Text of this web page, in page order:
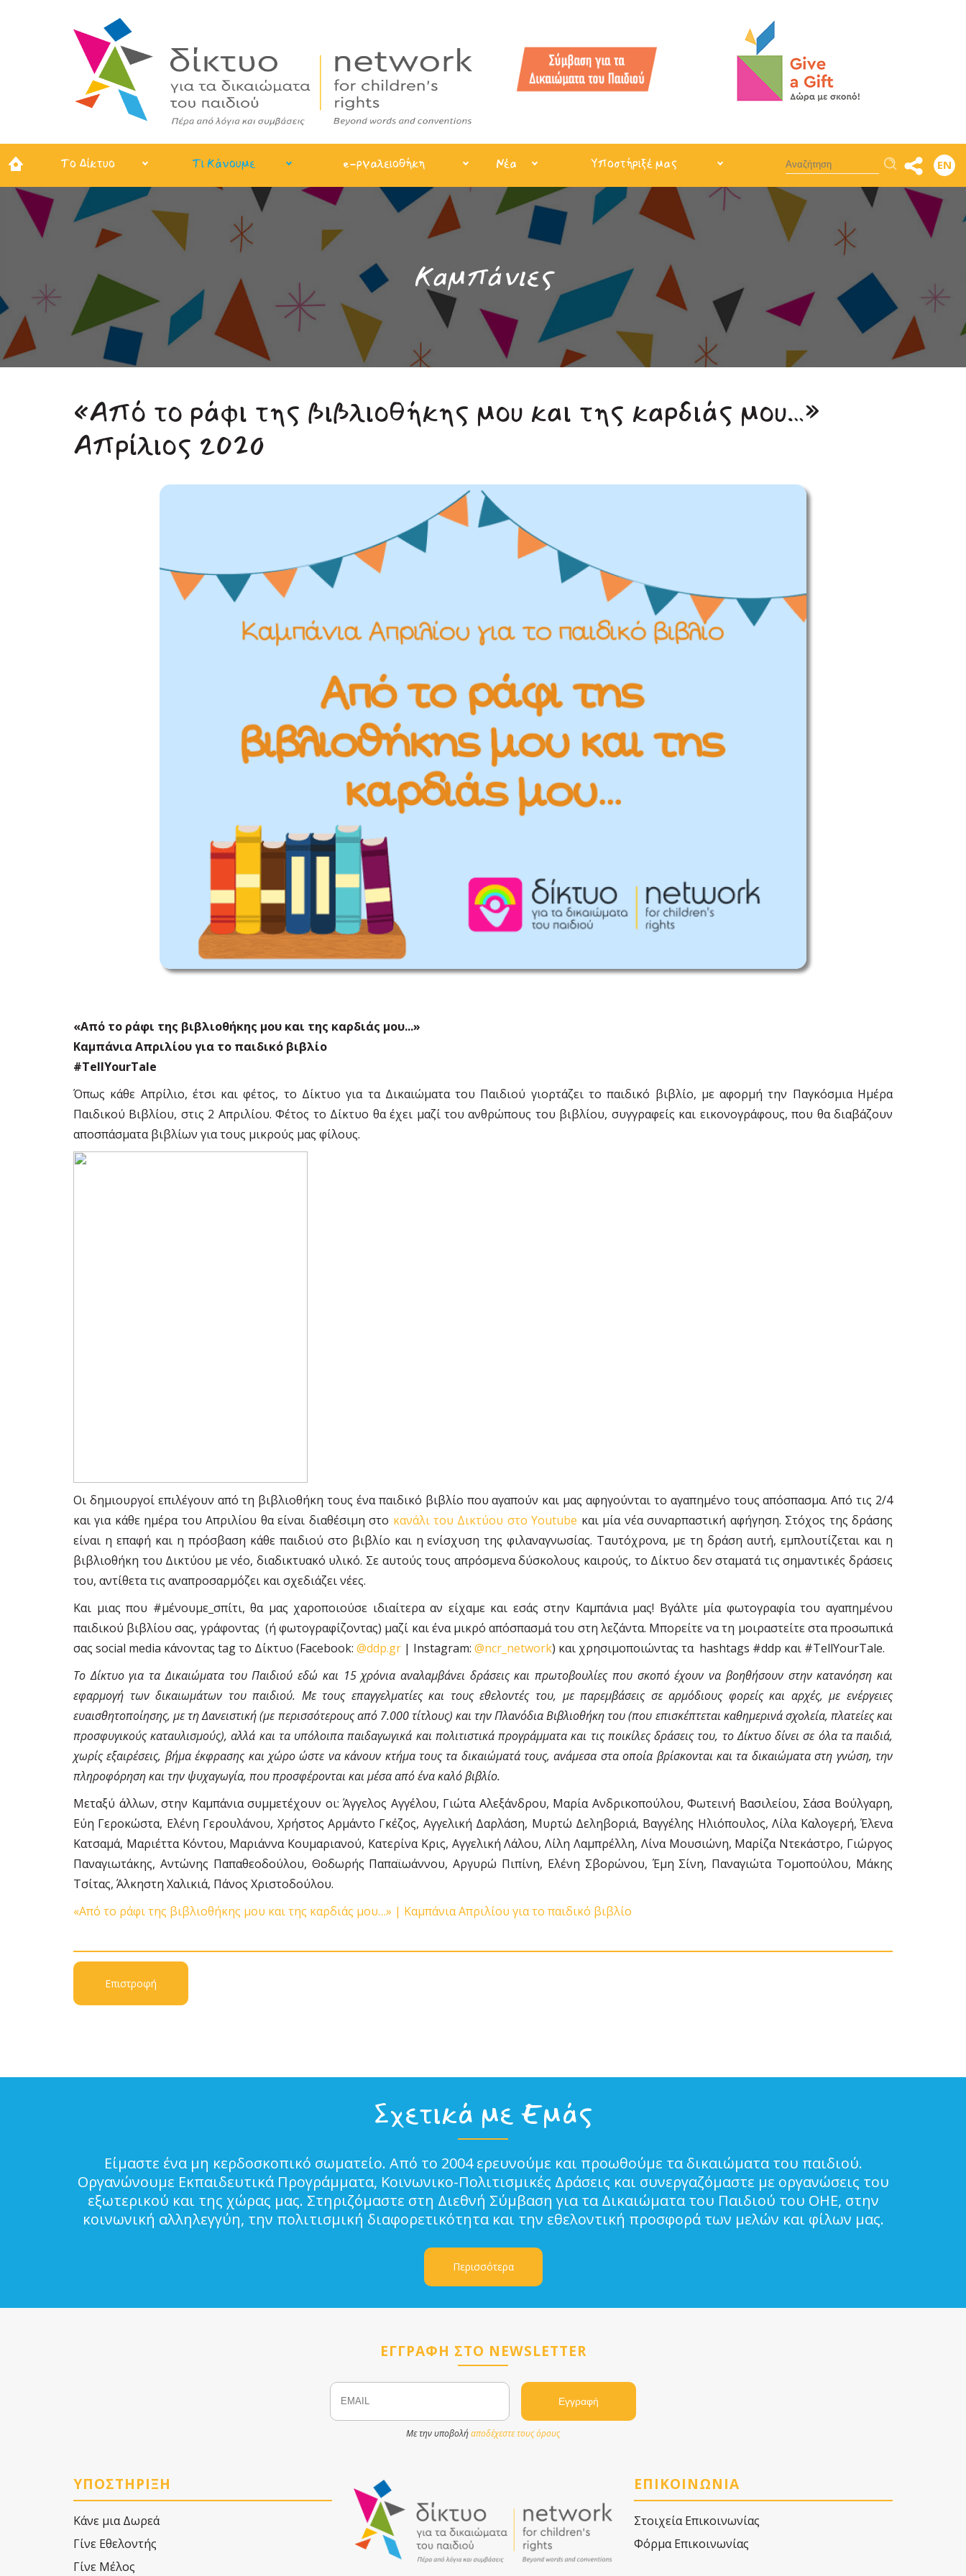
Το Δίκτυο Τι Κάνουμε e-ργαλειοθήκη Νέα Υποστήριξέ μας Αναζήτηση EN
Καμπάνιες
«Από το ράφι της βιβλιοθήκης μου και της καρδιάς μου…»
Απρίλιος 2020
«Από το ράφι της βιβλιοθήκης μου και της καρδιάς μου...»
Καμπάνια Απριλίου για το παιδικό βιβλίο
#TellYourTale
Όπως κάθε Απρίλιο, έτσι και φέτος, το Δίκτυο για τα Δικαιώματα του Παιδιού γιορτάζει το παιδικό βιβλίο, με αφορμή την Παγκόσμια Ημέρα
Παιδικού Βιβλίου, στις 2 Απριλίου. Φέτος το Δίκτυο θα έχει μαζί του ανθρώπους του βιβλίου, συγγραφείς και εικονογράφους, που θα διαβάζουν
αποσπάσματα βιβλίων για τους μικρούς μας φίλους.
Οι δημιουργοί επιλέγουν από τη βιβλιοθήκη τους ένα παιδικό βιβλίο που αγαπούν και μας αφηγούνται το αγαπημένο τους απόσπασμα. Από τις 2/4
και για κάθε ημέρα του Απριλίου θα είναι διαθέσιμη στο κανάλι του Δικτύου στο Youtube και μία νέα συναρπαστική αφήγηση. Στόχος της δράσης
είναι η επαφή και η πρόσβαση κάθε παιδιού στο βιβλίο και η ενίσχυση της φιλαναγνωσίας. Ταυτόχρονα, με τη δράση αυτή, εμπλουτίζεται και η
βιβλιοθήκη του Δικτύου με νέο, διαδικτυακό υλικό. Σε αυτούς τους απρόσμενα δύσκολους καιρούς, το Δίκτυο δεν σταματά τις σημαντικές δράσεις
του, αντίθετα τις αναπροσαρμόζει και σχεδιάζει νέες.
Και μιας που #μένουμε_σπίτι, θα μας χαροποιούσε ιδιαίτερα αν είχαμε και εσάς στην Καμπάνια μας! Βγάλτε μία φωτογραφία του αγαπημένου
παιδικού βιβλίου σας, γράφοντας (ή φωτογραφίζοντας) μαζί και ένα μικρό απόσπασμά του στη λεζάντα. Μπορείτε να τη μοιραστείτε στα προσωπικά
σας social media κάνοντας tag το Δίκτυο (Facebook: @ddp.gr | Instagram: @ncr_network) και χρησιμοποιώντας τα hashtags #ddp και #TellYourTale.
Το Δίκτυο για τα Δικαιώματα του Παιδιού εδώ και 15 χρόνια αναλαμβάνει δράσεις και πρωτοβουλίες που σκοπό έχουν να βοηθήσουν στην κατανόηση και
εφαρμογή των δικαιωμάτων του παιδιού. Με τους επαγγελματίες και τους εθελοντές του, με παρεμβάσεις σε αρμόδιους φορείς και αρχές, με ενέργειες
ευαισθητοποίησης, με τη Δανειστική (με περισσότερους από 7.000 τίτλους) και την Πλανόδια Βιβλιοθήκη του (που επισκέπτεται καθημερινά σχολεία, πλατείες και
προσφυγικούς καταυλισμούς), αλλά και τα υπόλοιπα παιδαγωγικά και πολιτιστικά προγράμματα και τις ποικίλες δράσεις του, το Δίκτυο δίνει σε όλα τα παιδιά,
χωρίς εξαιρέσεις, βήμα έκφρασης και χώρο ώστε να κάνουν κτήμα τους τα δικαιώματά τους, ανάμεσα στα οποία βρίσκονται και τα δικαιώματα στη γνώση, την
πληροφόρηση και την ψυχαγωγία, που προσφέρονται και μέσα από ένα καλό βιβλίο.
Μεταξύ άλλων, στην Καμπάνια συμμετέχουν οι: Άγγελος Αγγέλου, Γιώτα Αλεξάνδρου, Μαρία Ανδρικοπούλου, Φωτεινή Βασιλείου, Σάσα Βούλγαρη,
Εύη Γεροκώστα, Ελένη Γερουλάνου, Χρήστος Αρμάντο Γκέζος, Αγγελική Δαρλάση, Μυρτώ Δεληβοριά, Βαγγέλης Ηλιόπουλος, Λίλα Καλογερή, Έλενα
Κατσαμά, Μαριέττα Κόντου, Μαριάννα Κουμαριανού, Κατερίνα Κρις, Αγγελική Λάλου, Λίλη Λαμπρέλλη, Λίνα Μουσιώνη, Μαρίζα Ντεκάστρο, Γιώργος
Παναγιωτάκης, Αντώνης Παπαθεοδούλου, Θοδωρής Παπαϊωάννου, Αργυρώ Πιπίνη, Ελένη Σβορώνου, Έμη Σίνη, Παναγιώτα Τομοπούλου, Μάκης
Τσίτας, Άλκηστη Χαλικιά, Πάνος Χριστοδούλου.
«Από το ράφι της βιβλιοθήκης μου και της καρδιάς μου…» | Καμπάνια Απριλίου για το παιδικό βιβλίο
Επιστροφή
Σχετικά με Εμάς
Είμαστε ένα μη κερδοσκοπικό σωματείο. Από το 2004 ερευνούμε και προωθούμε τα δικαιώματα του παιδιού.
Οργανώνουμε Εκπαιδευτικά Προγράμματα, Κοινωνικο-Πολιτισμικές Δράσεις και συνεργαζόμαστε με οργανώσεις του
εξωτερικού και της χώρας μας. Στηριζόμαστε στη Διεθνή Σύμβαση για τα Δικαιώματα του Παιδιού του ΟΗΕ, στην
κοινωνική αλληλεγγύη, την πολιτισμική διαφορετικότητα και την εθελοντική προσφορά των μελών και φίλων μας.
Περισσότερα
ΕΓΓΡΑΦΗ ΣΤΟ NEWSLETTER
Email Name
Με την υποβολήαποδέχεστε τους όρους
ΥΠΟΣΤΗΡΙΞΗ
Κάνε μια Δωρεά
Γίνε Εθελοντής
Γίνε Μέλος
ΕΠΙΚΟΙΝΩΝΙΑ
Στοιχεία Επικοινωνίας
Φόρμα Επικοινωνίας